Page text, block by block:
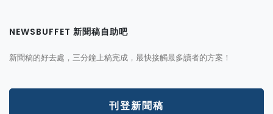
NEWSBUFFET 新聞稿自助吧
新聞稿的好去處，三分鐘上稿完成，最快接觸最多讀者的方案！
刊登新聞稿